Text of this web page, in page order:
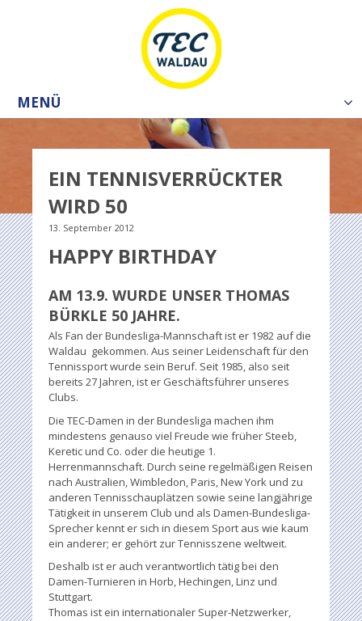
MENÜ
EIN TENNISVERRÜCKTER
WIRD 50
13. September 2012
HAPPY BIRTHDAY
AM 13.9. WURDE UNSER THOMAS
BÜRKLE 50 JAHRE.
Als Fan der Bundesliga-Mannschaft ist er 1982 auf die
Waldau gekommen. Aus seiner Leidenschaft für den
Tennissport wurde sein Beruf. Seit 1985, also seit
bereits 27 Jahren, ist er Geschäftsführer unseres
Clubs.
Die TEC-Damen in der Bundesliga machen ihm
mindestens genauso viel Freude wie früher Steeb,
Keretic und Co. oder die heutige 1.
Herrenmannschaft. Durch seine regelmäßigen Reisen
nach Australien, Wimbledon, Paris, New York und zu
anderen Tennisschauplätzen sowie seine langjährige
Tätigkeit in unserem Club und als Damen-Bundesliga-
Sprecher kennt er sich in diesem Sport aus wie kaum
ein anderer; er gehört zur Tennisszene weltweit.
Deshalb ist er auch verantwortlich tätig bei den
Damen-Turnieren in Horb, Hechingen, Linz und
Stuttgart.
Thomas ist ein internationaler Super-Netzwerker,